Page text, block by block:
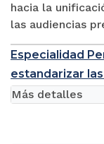
hacia la
las audiencias
Especialidad
estandarizar
Más detalles